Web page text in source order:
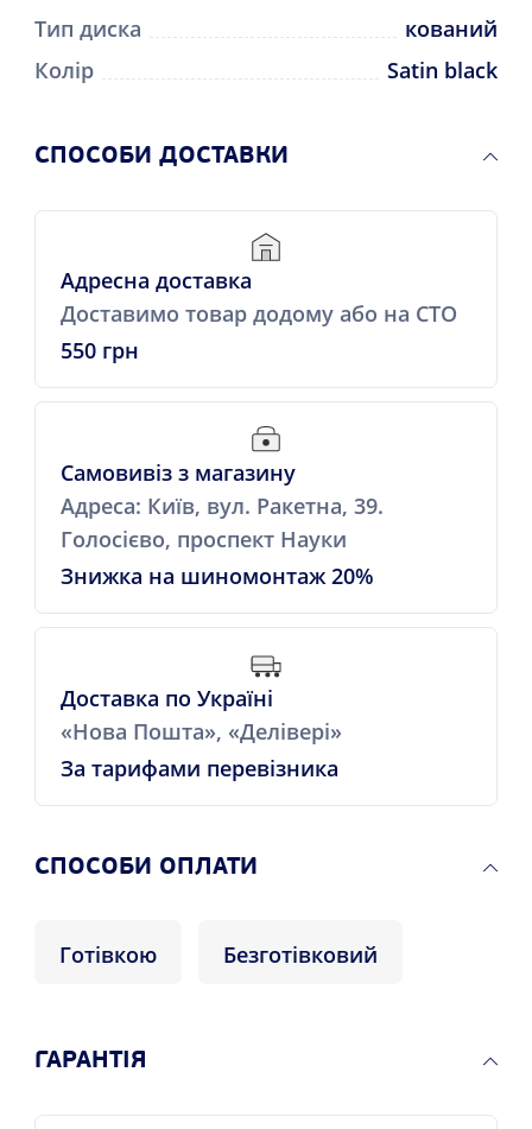
Тип диска
кований
Колір
Satin black
СПОСОБИ ДОСТАВКИ
Адресна доставка
Доставимо товар додому або на СТО
550 грн
Самовивіз з магазину
Адреса: Київ, вул. Ракетна, 39.
Голосієво, проспект Науки
Знижка на шиномонтаж 20%
Доставка по Україні
«Нова Пошта», «Делівері»
За тарифами перевізника
СПОСОБИ ОПЛАТИ
Готівкою Безготівковий
ГАРАНТІЯ